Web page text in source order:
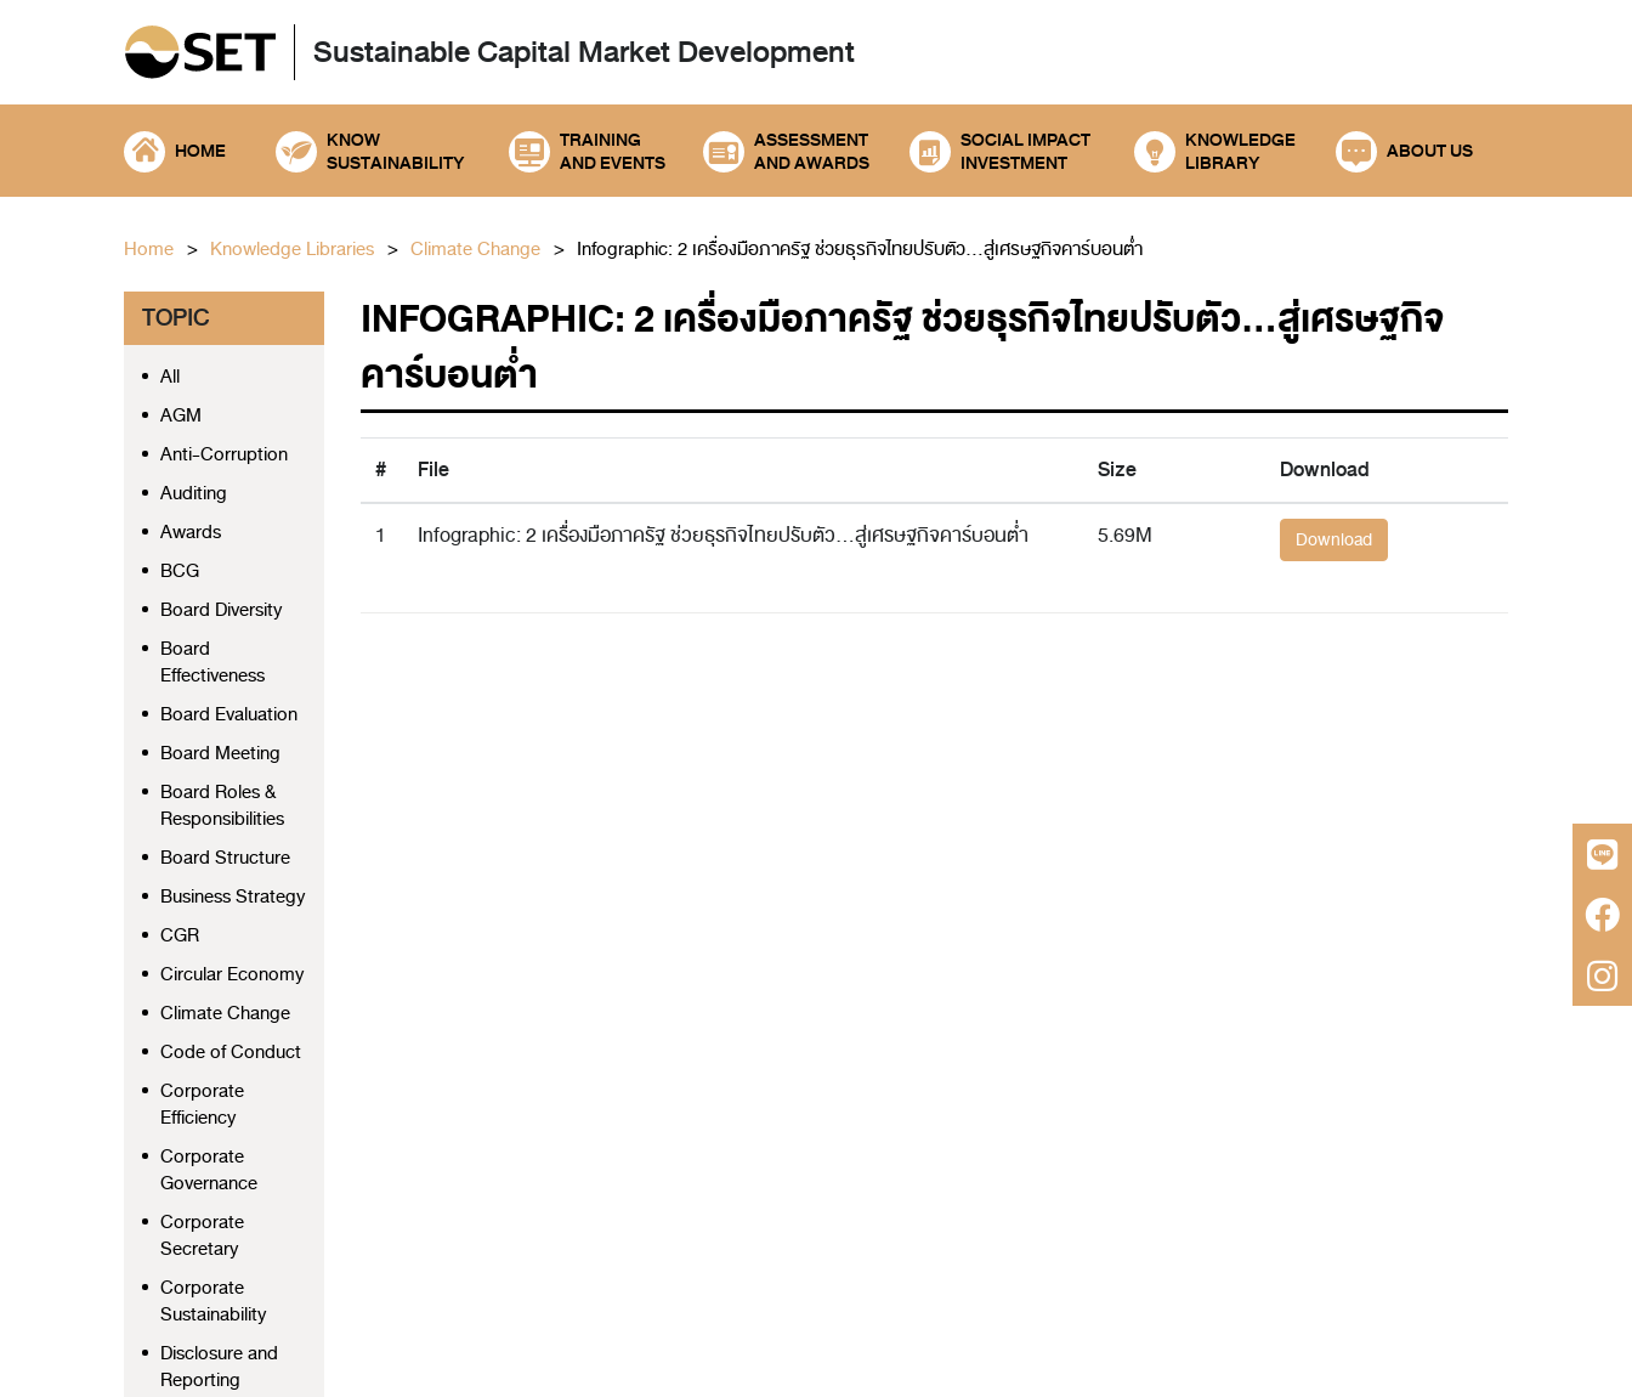
Sustainable Capital Market Development
HOME
KNOW
SUSTAINABILITY
TRAINING
AND EVENTS
ASSESSMENT
AND AWARDS
SOCIAL IMPACT
INVESTMENT
KNOWLEDGE
LIBRARY
ABOUT US
Home Knowledge Libraries Climate Change Infographic: 2 เครื่องมือภาครัฐ ช่วยธุรกิจไทยปรับตัว...สู่เศรษฐกิจคาร์บอนต่ำ
TOPIC
All
AGM
Anti-Corruption
Auditing
Awards
BCG
Board Diversity
Board
Effectiveness
Board Evaluation
Board Meeting
Board Roles &
Responsibilities
Board Structure
Business Strategy
CGR
Circular Economy
Climate Change
Code of Conduct
Corporate
Efficiency
Corporate
Governance
Corporate
Secretary
Corporate
Sustainability
Disclosure and
Reporting
INFOGRAPHIC: 2 เครื่องมือภาครัฐ ช่วยธุรกิจไทยปรับตัว...สู่เศรษฐกิจ
คาร์บอนต่ำ
# File Size Download
1 Infographic: 2 เครื่องมือภาครัฐ ช่วยธุรกิจไทยปรับตัว...สู่เศรษฐกิจคาร์บอนต่ำ 5.69M Download